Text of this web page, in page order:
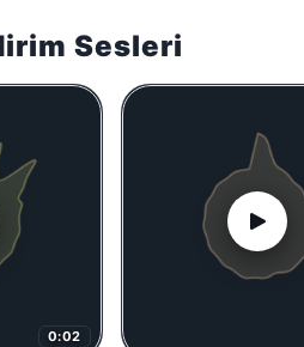
Sesleri
0:02